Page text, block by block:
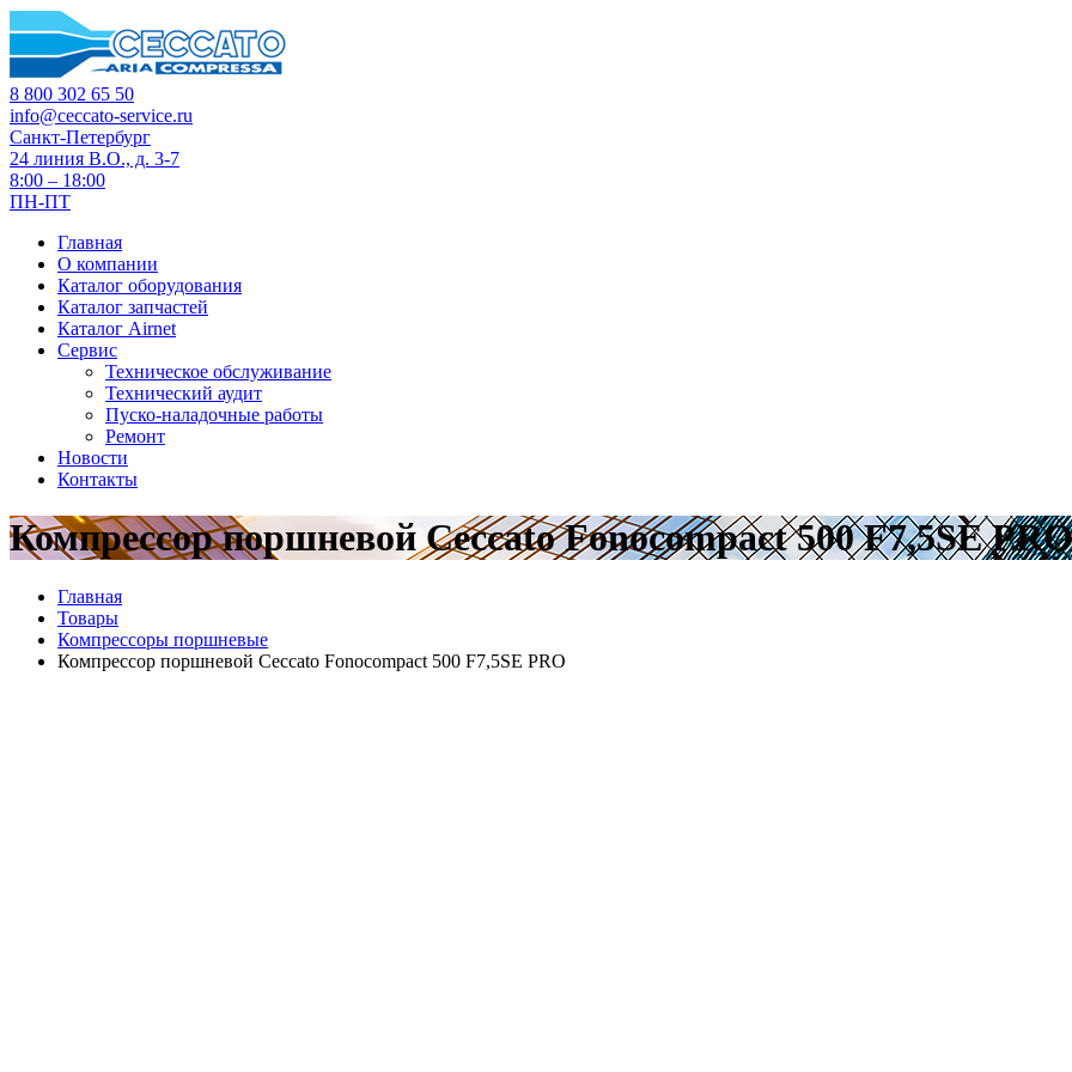
8 800 302 65 50
info@ceccato-service.ru
Санкт-Петербург
24 линия В.О., д. 3-7
8:00 – 18:00
ПН-ПТ
Главная
О компании
Каталог оборудования
Каталог запчастей
Каталог Airnet
Сервис
Техническое обслуживание
Технический аудит
Пуско-наладочные работы
Ремонт
Новости
Контакты
Компрессор поршневой Ceccato Fonocompact 500 F7,5SE PRO
Главная
Товары
Компрессоры поршневые
Компрессор поршневой Ceccato Fonocompact 500 F7,5SE PRO